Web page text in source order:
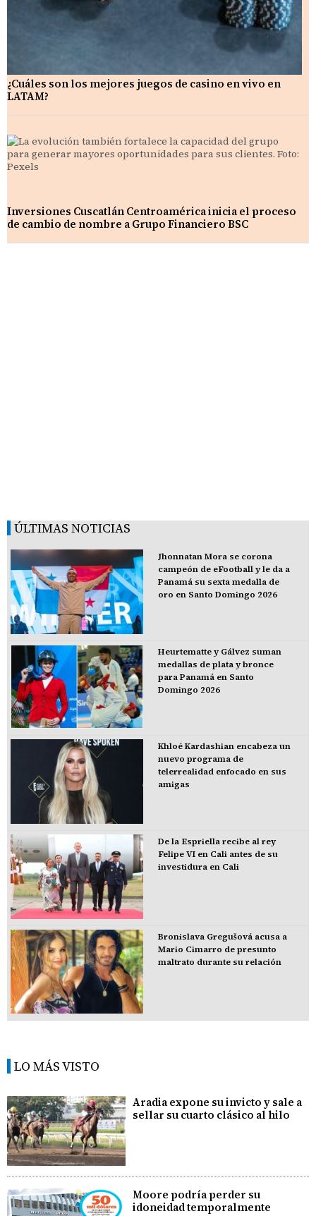
¿Cuáles son los mejores juegos de casino en vivo en
LATAM?
Inversiones Cuscatlán Centroamérica inicia el proceso
de cambio de nombre a Grupo Financiero BSC
ÚLTIMAS NOTICIAS
Jhonnatan Mora se corona
campeón de eFootball y le da a
Panamá su sexta medalla de
oro en Santo Domingo 2026
Heurtematte y Gálvez suman
medallas de plata y bronce
para Panamá en Santo
Domingo 2026
Khloé Kardashian encabeza un
nuevo programa de
telerrealidad enfocado en sus
amigas
De la Espriella recibe al rey
Felipe VI en Cali antes de su
investidura en Cali
Bronislava Gregušová acusa a
Mario Cimarro de presunto
maltrato durante su relación
LO MÁS VISTO
Aradia expone su invicto y sale a
sellar su cuarto clásico al hilo
Moore podría perder su
idoneidad temporalmente